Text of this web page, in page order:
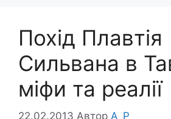
Похід Плавтія
Сильвана в
міфи та реалії
22.02.2013 Автор A_P